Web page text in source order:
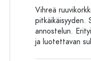
Vihreä
pitkäikäisyyden.
annostelun.
ja luotettavan